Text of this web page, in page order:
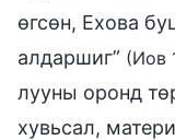
өгсөн, Ехова
алдаршиг” (Иов
лууны оронд
хувьсал,